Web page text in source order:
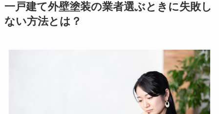
一戸建て外壁塗装の業者選ぶときに失敗し
ない方法とは？